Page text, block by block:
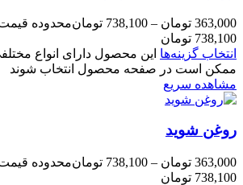
363,000 تومان –
738,100 تومان
738,100 تومان
انتخاب گزینه‌ها این محصول دارای انواع
ممکن است در صفحه محصول انتخاب شوند
مشاهده سریع
روغن شوید
363,000 تومان –
738,100 تومان
738,100 تومان